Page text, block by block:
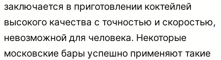
заключается в приготовлении коктейлей
высокого качества с точностью и скоростью,
невозможной для человека. Некоторые
московские бары успешно применяют такие